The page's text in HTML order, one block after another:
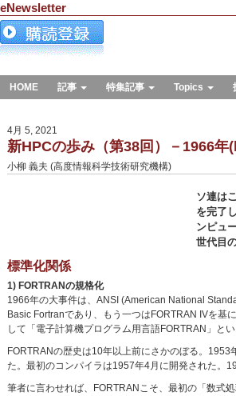
eNewsletter
HOME 記事 特集記事 Topics
4月 5, 2021
新HPCの歩み（第38回）－1966年
小柳 義夫 (高度情報科学技術研究機構)
ソ連は
を完了
ンピュ
世代目
標準化関係
1) FORTRANの規格化
1966年の大事件は、ANSI (American National
Basic Fortranであり、もう一つはFORTRAN IVを
して「電子計算機プログラム用言語FORTRAN」と
FORTRANの歴史は10年以上前にさかのぼる。
た。最初のコンパイラは1957年4月に開発された。
筆者に言わせれば、FORTRANこそ、最初の「数式